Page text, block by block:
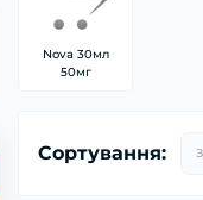
Nova 30мл
50мг
Сортування: